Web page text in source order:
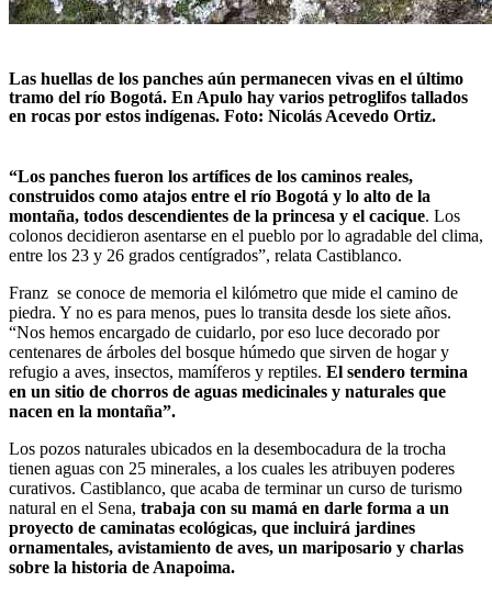
Las huellas de los panches aún permanecen vivas en el último
tramo del río Bogotá. En Apulo hay varios petroglifos tallados
en rocas por estos indígenas. Foto: Nicolás Acevedo Ortiz.
“Los panches fueron los artífices de los caminos reales,
construidos como atajos entre el río Bogotá y lo alto de la
montaña, todos descendientes de la princesa y el cacique. Los
colonos decidieron asentarse en el pueblo por lo agradable del clima,
entre los 23 y 26 grados centígrados”, relata Castiblanco.
Franz se conoce de memoria el kilómetro que mide el camino de
piedra. Y no es para menos, pues lo transita desde los siete años.
“Nos hemos encargado de cuidarlo, por eso luce decorado por
centenares de árboles del bosque húmedo que sirven de hogar y
refugio a aves, insectos, mamíferos y reptiles. El sendero termina
en un sitio de chorros de aguas medicinales y naturales que
nacen en la montaña”.
Los pozos naturales ubicados en la desembocadura de la trocha
tienen aguas con 25 minerales, a los cuales les atribuyen poderes
curativos. Castiblanco, que acaba de terminar un curso de turismo
natural en el Sena, trabaja con su mamá en darle forma a un
proyecto de caminatas ecológicas, que incluirá jardines
ornamentales, avistamiento de aves, un mariposario y charlas
sobre la historia de Anapoima.